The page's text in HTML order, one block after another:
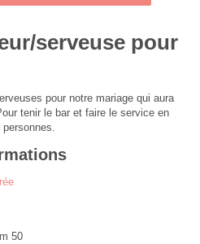
serveuse pour
pour notre mariage qui aura
tenir le bar et faire le service en
50